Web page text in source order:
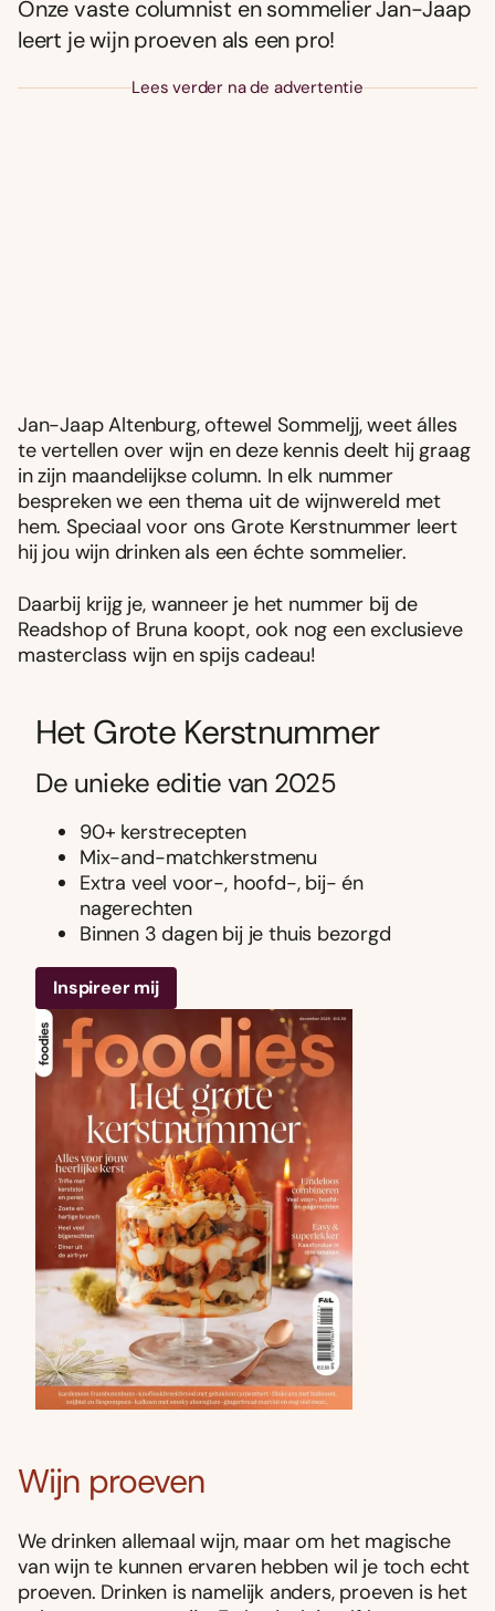
Onze vaste columnist en sommelier Jan-Jaap
leert je wijn proeven als een pro!
Lees verder na de advertentie
Jan-Jaap Altenburg, oftewel Sommeljj, weet álles
te vertellen over wijn en deze kennis deelt hij graag
in zijn maandelijkse column. In elk nummer
bespreken we een thema uit de wijnwereld met
hem. Speciaal voor ons Grote Kerstnummer leert
hij jou wijn drinken als een échte sommelier.
Daarbij krijg je, wanneer je het nummer bij de
Readshop of Bruna koopt, ook nog een exclusieve
masterclass wijn en spijs cadeau!
Het Grote Kerstnummer
De unieke editie van 2025
90+ kerstrecepten
Mix-and-matchkerstmenu
Extra veel voor-, hoofd-, bij- én
nagerechten
Binnen 3 dagen bij je thuis bezorgd
Inspireer mij
Wijn proeven
We drinken allemaal wijn, maar om het magische
van wijn te kunnen ervaren hebben wil je toch echt
proeven. Drinken is namelijk anders, proeven is het